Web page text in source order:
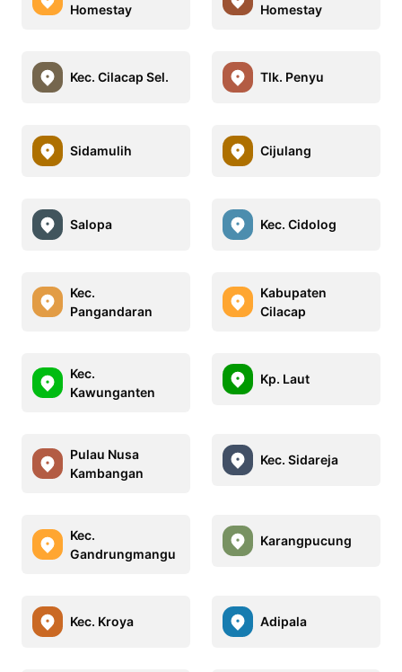
Homestay
Homestay
Kec. Cilacap Sel. Tlk. Penyu
Sidamulih Cijulang
Salopa Kec. Cidolog
Kec.
Pangandaran
Kabupaten
Cilacap
Kec.
Kawunganten
Kp. Laut
Pulau Nusa
Kambangan
Kec. Sidareja
Kec.
Gandrungmangu
Karangpucung
Kec. Kroya Adipala